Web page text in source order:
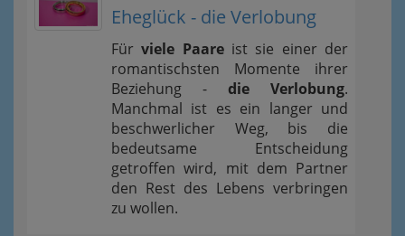
Eheglück - die Verlobung
Fürviele Paareist sie einer der
romantischsten Momente ihrer
Beziehung - die Verlobung.
Manchmal ist es ein langer und
beschwerlicher Weg, bis die
bedeutsame Entscheidung
getroffen wird, mit dem Partner
den Rest des Lebens verbringen
zu wollen.